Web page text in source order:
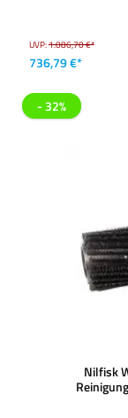
UVP:1.086,70 €*
736,79 €*
- 32%
Nilfisk